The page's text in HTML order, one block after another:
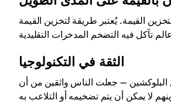
القيمة. يُعتبر طريقة لتخزين القيمة
الثقة في التكنولوجيا
— جعلت الناس واثقين من أن